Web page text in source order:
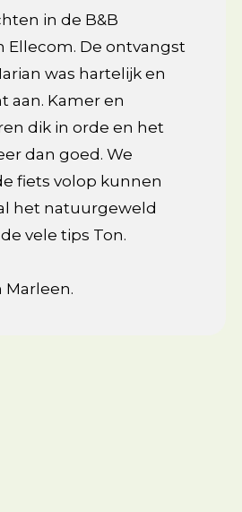
in de B&B
Ellecom. De ontvangst
was hartelijk en
aan. Kamer en
dik in orde en het
dan goed. We
fiets volop kunnen
het natuurgeweld
vele tips Ton.